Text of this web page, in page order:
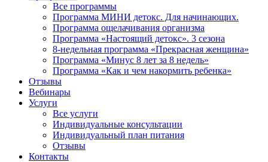
Все программы
Программа МИНИ детокс. Для начинающих.
Программа ощелачивания организма
Программа «Настоящий детокс». 3 сезона
8-недельная программа «Прекрасная женщина»
Программа «Минус 8 лет за 8 недель»
Программа «Как и чем накормить ребенка»
Отзывы
Вебинары
Услуги
Все услуги
Индивидуальные консультации
Индивидуальный план питания
Отзывы
Контакты